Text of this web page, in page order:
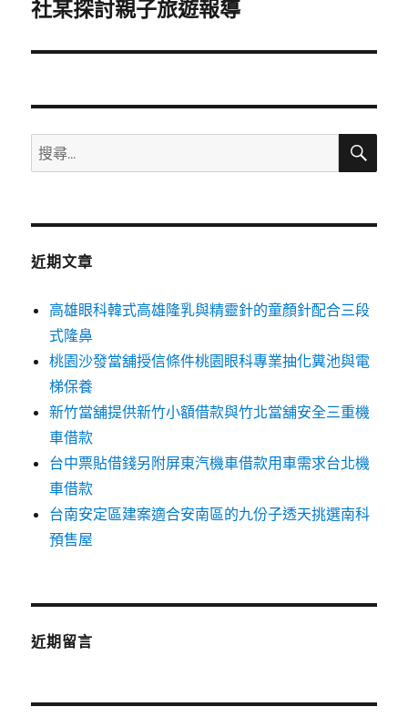
一
文
社某探討親子旅遊報導
搜
尋
鍵
搜
近期文章
高雄眼科韓式高雄隆乳與精靈針的童顏針配合三段
式隆鼻
桃園沙發當舖授信條件桃園眼科專業抽化糞池與電
梯保養
新竹當舖提供新竹小額借款與竹北當舖安全三重機
車借款
台中票貼借錢另附屏東汽機車借款用車需求台北機
車借款
台南安定區建案適合安南區的九份子透天挑選南科
預售屋
近期留言